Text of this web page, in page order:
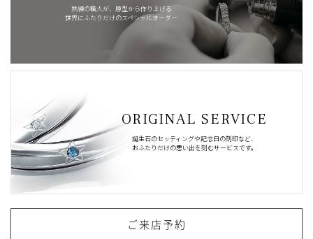
熟練の職人が、原型から作り上げる
世界にふたりだけのスペシャルオーダー
ORIGINAL SERVICE
誕生石のセッティングや記念日の刻印など、
おふたりだけの思い出を刻むサービスです。
ご来店予約